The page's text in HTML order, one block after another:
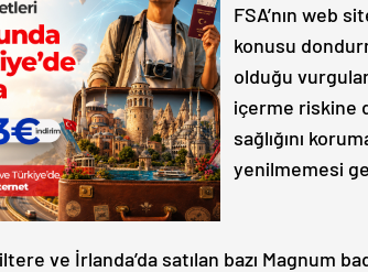
FSA’nın web
konusu
olduğu
içerme riskine
sağlığını
yenilmemesi
ve İrlanda’da satılan bazı Magnum